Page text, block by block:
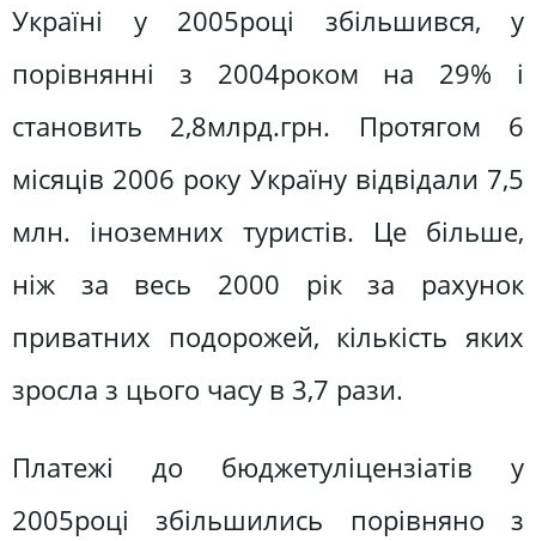
Україні у 2005році збільшився, у
порівнянні з 2004роком на 29% і
становить 2,8млрд.грн. Протягом 6
місяців 2006 року Україну відвідали 7,5
млн. іноземних туристів. Це більше,
ніж за весь 2000 рік за рахунок
приватних подорожей, кількість яких
зросла з цього часу в 3,7 рази.
Платежі до бюджетуліцензіатів у
2005році збільшились порівняно з